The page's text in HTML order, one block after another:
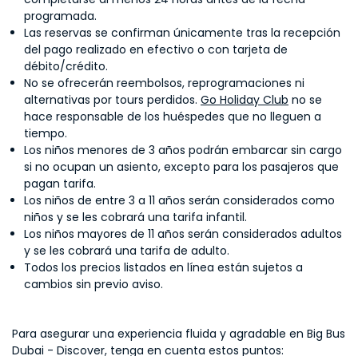
programada.
Las reservas se confirman únicamente tras la recepción
del pago realizado en efectivo o con tarjeta de
débito/crédito.
No se ofrecerán reembolsos, reprogramaciones ni
alternativas por tours perdidos. Go Holiday Club no se
hace responsable de los huéspedes que no lleguen a
tiempo.
Los niños menores de 3 años podrán embarcar sin cargo
si no ocupan un asiento, excepto para los pasajeros que
pagan tarifa.
Los niños de entre 3 a 11 años serán considerados como
niños y se les cobrará una tarifa infantil.
Los niños mayores de 11 años serán considerados adultos
y se les cobrará una tarifa de adulto.
Todos los precios listados en línea están sujetos a
cambios sin previo aviso.
Para asegurar una experiencia fluida y agradable en Big Bus
Dubai - Discover, tenga en cuenta estos puntos: